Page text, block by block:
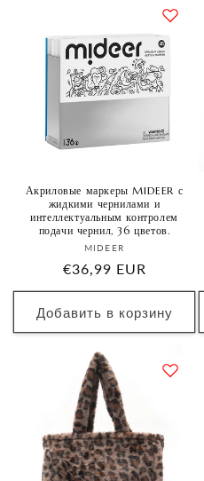
Акриловые маркеры MIDEER с
жидкими чернилами и
интеллектуальным контролем
подачи чернил, 36 цветов.
Продавец:
MIDEER
Обычная
цена
€36,99 EUR
Добавить в корзину